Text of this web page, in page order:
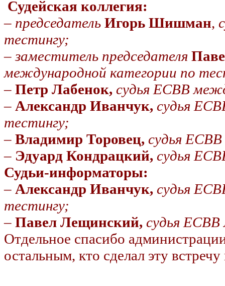
Судейская коллегия:
– председатель Игорь Шишман,
тестингу;
–заместитель председателя
международной категории по
– Петр Лабенок, судья ЕСВВ
– Александр Иванчук, судья
тестингу;
– Владимир Торовец, судья
– Эдуард Кондрацкий, судья
Судьи-информаторы:
– Александр Иванчук, судья
тестингу;
– Павел Лещинский, судья ЕСВВ
Отдельное спасибо
остальным, кто сделал эту